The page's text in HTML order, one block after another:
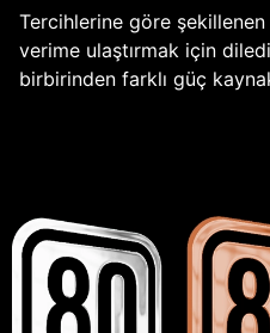
Tercihlerine göre
verime ulaştırmak için
birbirinden farklı güç